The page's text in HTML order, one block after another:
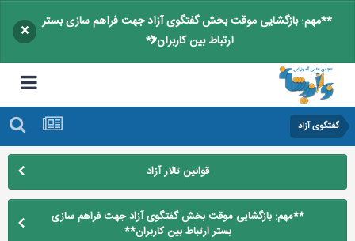
**مهم: بازگشایی موقت بخش گفتگوی آزاد جهت فراهم سازی بستر
ارتباط بین کاربران**
×
گفتگوی آزاد
قوانین تالار آزاد
**مهم: بازگشایی موقت بخش گفتگوی آزاد جهت فراهم سازی
بستر ارتباط بین کاربران**